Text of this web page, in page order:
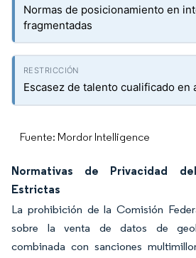
Normas de posicionamiento en
fragmentadas
Escasez de talento cualificado en
Fuente: Mordor Intelligence
Normativas de Privacidad
Estrictas
La prohibición de la Comisión
sobre la venta de datos de
combinada con sanciones